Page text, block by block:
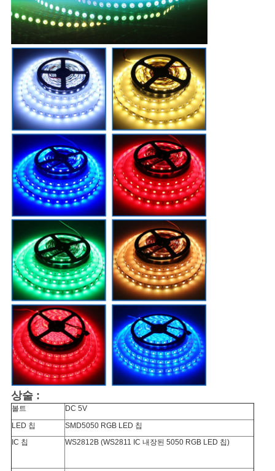
사
이
트
맵
PRIVACY
POLICY
상술 :
볼트
DC 5V
LED 칩
SMD5050 RGB LED 칩
IC 칩
WS2812B (WS2811 IC 내장된 5050 RGB LED 칩)